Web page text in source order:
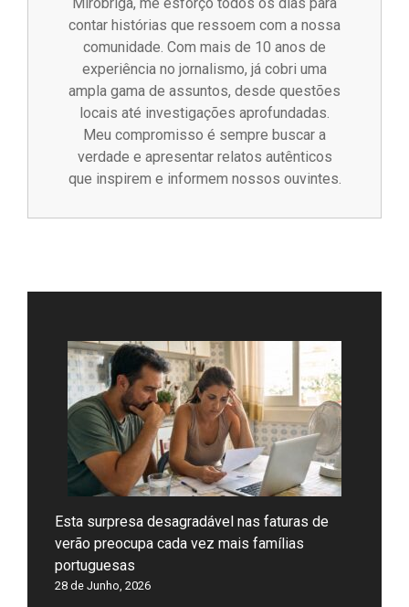
contar histórias que ressoem com a nossa
comunidade. Com mais de 10 anos de
experiência no jornalismo, já cobri uma
ampla gama de assuntos, desde questões
locais até investigações aprofundadas.
Meu compromisso é sempre buscar a
verdade e apresentar relatos autênticos
que inspirem e informem nossos ouvintes.
Esta surpresa desagradável nas faturas de
verão preocupa cada vez mais famílias
portuguesas
28 de Junho, 2026